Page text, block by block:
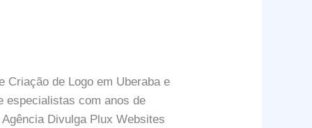
Criação de Logo em Uberaba e
especialistas com anos de
Divulga Plux Websites